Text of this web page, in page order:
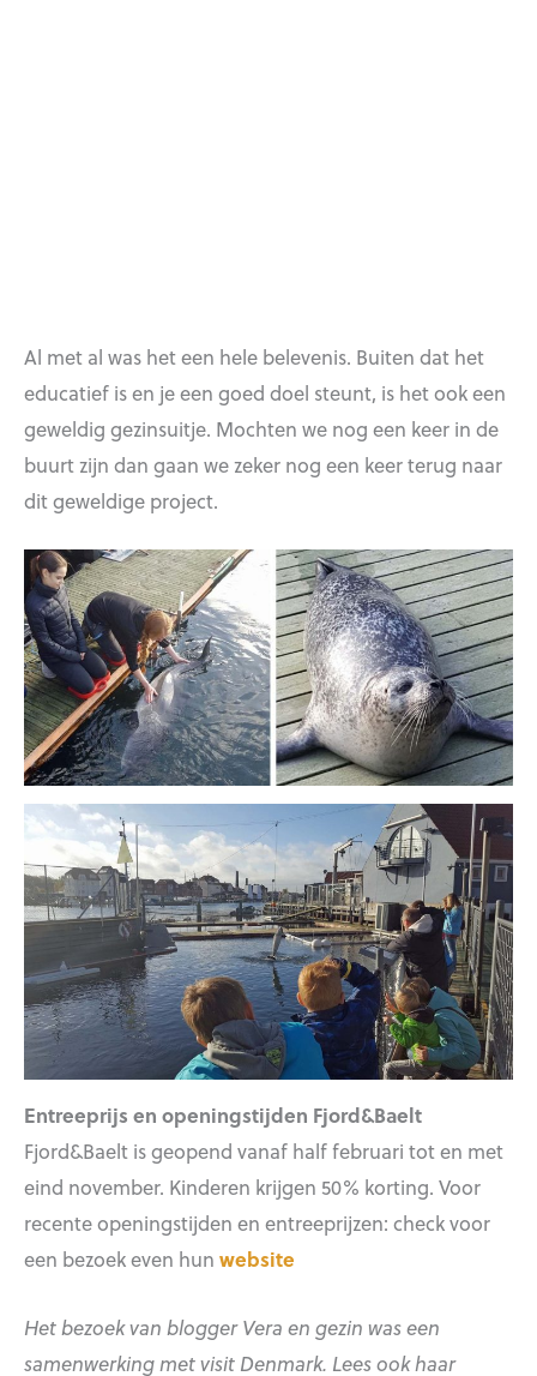
Al met al was het een hele belevenis. Buiten dat het
educatief is en je een goed doel steunt, is het ook een
geweldig gezinsuitje. Mochten we nog een keer in de
buurt zijn dan gaan we zeker nog een keer terug naar
dit geweldige project.
Entreeprijs en openingstijden Fjord&Baelt
Fjord&Baelt is geopend vanaf half februari tot en met
eind november. Kinderen krijgen 50% korting. Voor
recente openingstijden en entreeprijzen: check voor
een bezoek even hun website
Het bezoek van blogger Vera en gezin was een
samenwerking met visit Denmark. Lees ook haar